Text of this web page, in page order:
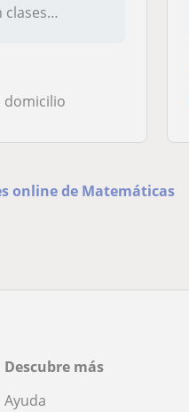
clases
domicilio
online de Matemáticas
Descubre más
Ayuda